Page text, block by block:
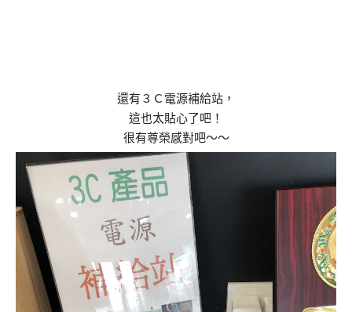
還有３Ｃ電源補給站，
這也太貼心了吧！
很有尊榮感對吧～～